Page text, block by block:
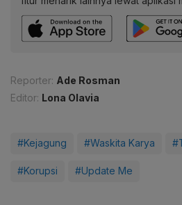
Reporter: Ade Rosman
Editor: Lona Olavia
#Kejagung #Waskita Karya
#Korupsi #Update Me